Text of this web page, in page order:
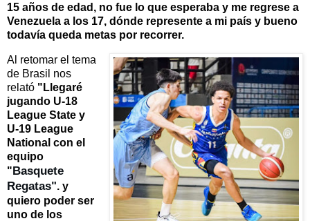
15 años de edad, no fue lo que esperaba y me regrese a
Venezuela a los 17, dónde represente a mi país y bueno
todavía queda metas por recorrer.
Al retomar el tema
de Brasil nos
relató " Llegaré
jugando U-18
League State y
U-19 League
National con el
equipo
"Basquete
Regatas". y
quiero poder ser
uno de los